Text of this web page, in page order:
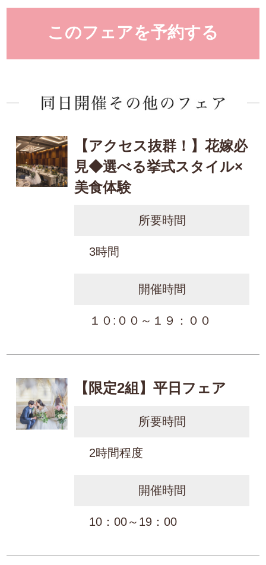
このフェアを予約する
【アクセス抜群！】花嫁必
見◆選べる挙式スタイル×
美食体験
所要時間
3時間
開催時間
１０:００～１９：００
【限定2組】平日フェア
所要時間
2時間程度
開催時間
10：00～19：00